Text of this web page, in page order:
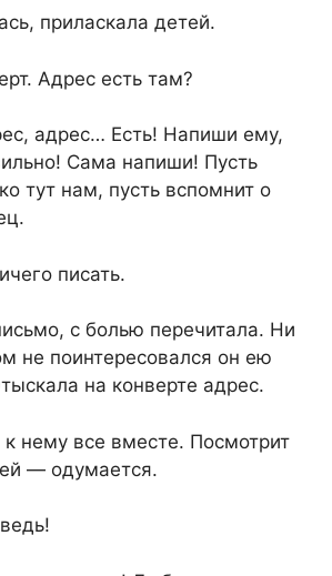
приласкала детей.
Адрес есть там?
адрес… Есть! Напиши ему,
Сама напиши! Пусть
тут нам, пусть вспомнит о
писать.
с болью перечитала. Ни
не поинтересовался он ею
на конверте адрес.
нему все вместе. Посмотрит
— одумается.